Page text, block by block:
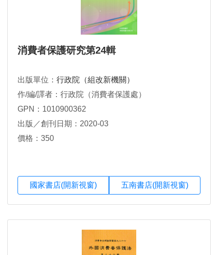
消費者保護研究第24輯
出版單位： 行政院（組改新機關）
作/編/譯者：行政院（消費者保護處）
GPN：1010900362
出版／創刊日期：2020-03
價格：350
國家書店(開新視窗) 五南書店(開新視窗)